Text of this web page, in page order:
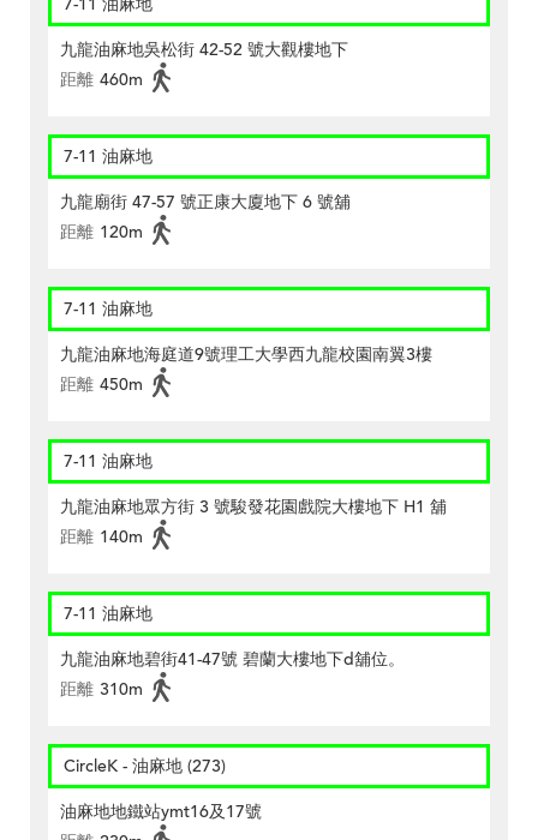
7-11 油麻地
九龍油麻地吳松街 42-52 號大觀樓地下
距離 460m
7-11 油麻地
九龍廟街 47-57 號正康大廈地下 6 號舖
距離 120m
7-11 油麻地
九龍油麻地海庭道9號理工大學西九龍校園南翼3樓
距離 450m
7-11 油麻地
九龍油麻地眾方街 3 號駿發花園戲院大樓地下 H1 舖
距離 140m
7-11 油麻地
九龍油麻地碧街41-47號 碧蘭大樓地下d舖位。
距離 310m
CircleK - 油麻地 (273)
油麻地地鐵站ymt16及17號